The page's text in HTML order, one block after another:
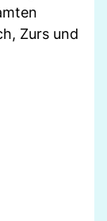
Zurs und